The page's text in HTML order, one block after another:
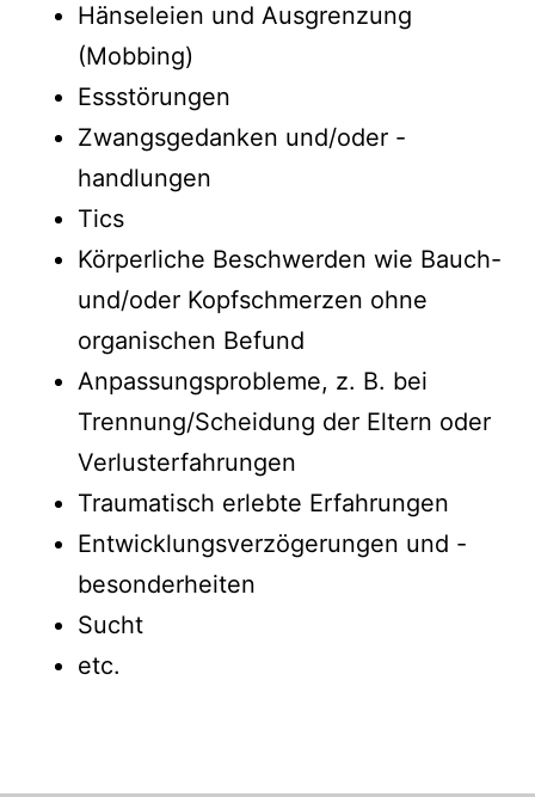
Hänseleien und Ausgrenzung
(Mobbing)
Essstörungen
Zwangsgedanken und/oder -
handlungen
Tics
Körperliche Beschwerden wie Bauch-
und/oder Kopfschmerzen ohne
organischen Befund
Anpassungsprobleme, z. B. bei
Trennung/Scheidung der Eltern oder
Verlusterfahrungen
Traumatisch erlebte Erfahrungen
Entwicklungsverzögerungen und -
besonderheiten
Sucht
etc.